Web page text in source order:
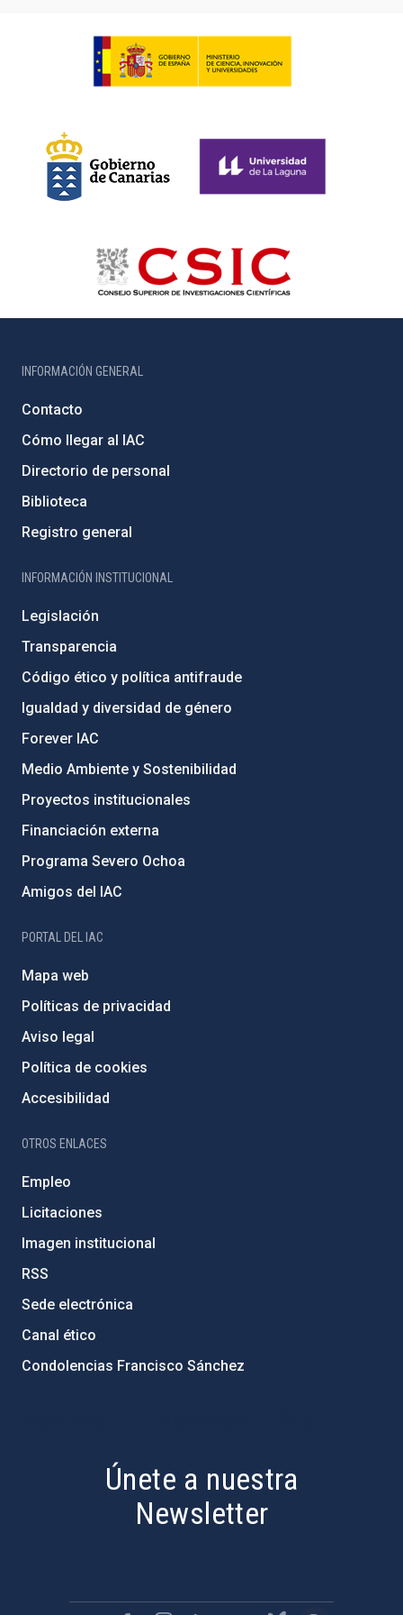
INFORMACIÓN GENERAL
Contacto
Cómo llegar al IAC
Directorio de personal
Biblioteca
Registro general
INFORMACIÓN INSTITUCIONAL
Legislación
Transparencia
Código ético y política antifraude
Igualdad y diversidad de género
Forever IAC
Medio Ambiente y Sostenibilidad
Proyectos institucionales
Financiación externa
Programa Severo Ochoa
Amigos del IAC
PORTAL DEL IAC
Mapa web
Políticas de privacidad
Aviso legal
Política de cookies
Accesibilidad
OTROS ENLACES
Empleo
Licitaciones
Imagen institucional
RSS
Sede electrónica
Canal ético
Condolencias Francisco Sánchez
Únete a nuestra
Newsletter